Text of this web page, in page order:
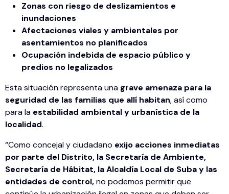
Zonas con riesgo de deslizamientos e
inundaciones
Afectaciones viales y ambientales por
asentamientos no planificados
Ocupación indebida de espacio público y
predios no legalizados
Esta situación representa una grave amenaza para la
seguridad de las familias que allí habitan, así como
para la estabilidad ambiental y urbanística de la
localidad.
“Como concejal y ciudadano exijo acciones inmediatas
por parte del Distrito, la Secretaría de Ambiente,
Secretaría de Hábitat, la Alcaldía Local de Suba y las
entidades de control,no podemos permitir que